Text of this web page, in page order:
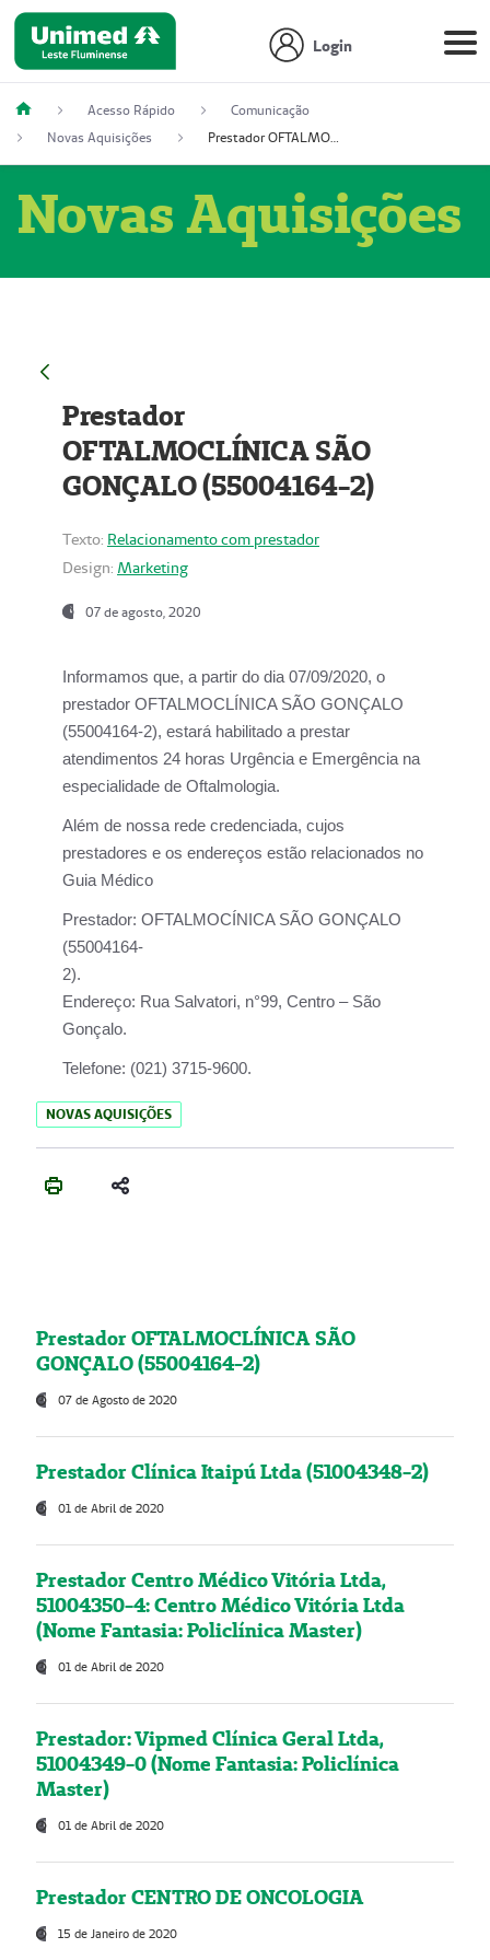
Login
Acesso Rápido
Comunicação
Novas Aquisições
Prestador OFTALMOCLÍNICA SÃO GONÇALO (55004164-2)
Novas Aquisições
Prestador
OFTALMOCLÍNICA SÃO
GONÇALO (55004164-2)
Texto: Relacionamento com prestador
Design: Marketing
07 de agosto, 2020
Informamos que, a partir do dia07/09/2020, o
prestador OFTALMOCLÍNICA SÃO GONÇALO
(55004164-2), estará habilitado a prestar
atendimentos 24 horas Urgência e Emergência na
especialidade de Oftalmologia.
Além de nossa rede credenciada, cujos
prestadores e os endereços estão relacionados no
Guia Médico
Prestador: OFTALMOCÍNICA SÃO GONÇALO
(55004164-
2).
Endereço: Rua Salvatori, n°99, Centro – São
Gonçalo.
Telefone: (021) 3715-9600.
NOVAS AQUISIÇÕES
Prestador OFTALMOCLÍNICA SÃO
GONÇALO (55004164-2)
07 de Agosto de 2020
Prestador Clínica Itaipú Ltda (51004348-2)
01 de Abril de 2020
Prestador Centro Médico Vitória Ltda,
51004350-4: Centro Médico Vitória Ltda
(Nome Fantasia: Policlínica Master)
01 de Abril de 2020
Prestador: Vipmed Clínica Geral Ltda,
51004349-0 (Nome Fantasia: Policlínica
Master)
01 de Abril de 2020
Prestador CENTRO DE ONCOLOGIA
15 de Janeiro de 2020